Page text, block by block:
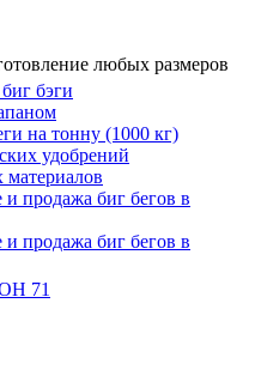
любых размеров
бэги
на тонну (1000 кг)
удобрений
и продажа биг бегов в
и продажа биг бегов в
71